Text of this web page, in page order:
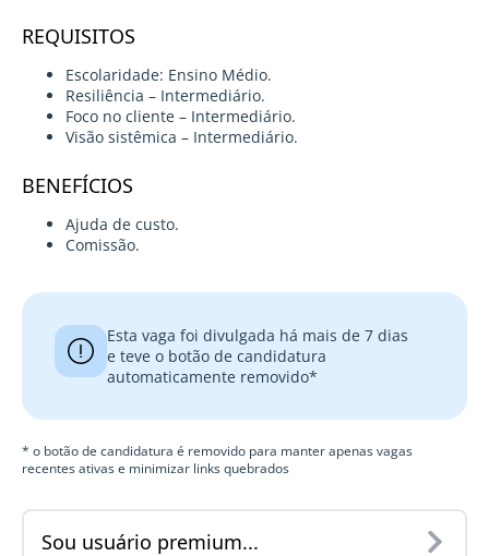
REQUISITOS
Escolaridade: Ensino Médio.
Resiliência – Intermediário.
Foco no cliente – Intermediário.
Visão sistêmica – Intermediário.
BENEFÍCIOS
Ajuda de custo.
Comissão.
Esta vaga foi divulgada há mais de 7 dias
e teve o botão de candidatura
automaticamente removido*
* o botão de candidatura é removido para manter apenas vagas
recentes ativas e minimizar links quebrados
Sou usuário premium...